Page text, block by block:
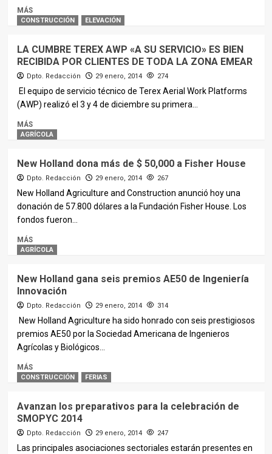
MÁS
CONSTRUCCIÓN ELEVACIÓN
LA CUMBRE TEREX AWP «A SU SERVICIO» ES BIEN
RECIBIDA POR CLIENTES DE TODA LA ZONA EMEAR
Dpto. Redacción 29 enero, 2014 274
El equipo de servicio técnico de Terex Aerial Work Platforms
(AWP) realizó el 3 y 4 de diciembre su primera...
MÁS
AGRÍCOLA
New Holland dona más de $ 50,000 a Fisher House
Dpto. Redacción 29 enero, 2014 267
New Holland Agriculture and Construction anunció hoy una
donación de 57.800 dólares a la Fundación Fisher House. Los
fondos fueron...
MÁS
AGRÍCOLA
New Holland gana seis premios AE50 de Ingeniería
Innovación
Dpto. Redacción 29 enero, 2014 314
New Holland Agriculture ha sido honrado con seis prestigiosos
premios AE50 por la Sociedad Americana de Ingenieros
Agrícolas y Biológicos...
MÁS
CONSTRUCCIÓN FERIAS
Avanzan los preparativos para la celebración de
SMOPYC 2014
Dpto. Redacción 29 enero, 2014 247
Las principales asociaciones sectoriales estarán presentes en